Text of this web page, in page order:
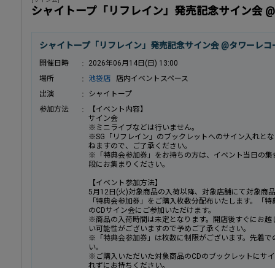
シャイトープ「リフレイン」発売記念サイン会
シャイトープ「リフレイン」発売記念サイン会 @タワーレコ
開催日時
2026年06月14日(日) 13:00
場所
池袋店
店内イベントスペース
出演
シャイトープ
参加方法
【イベント内容】
サイン会
※ミニライブなどは行いません。
※SG「リフレイン」のブックレットへのサイン入れと
ねますので、ご了承ください。
※「特典会参加券」をお持ちの方は、イベント当日の
段にお集まりください。
【イベント参加方法】
5月12日(火)対象商品の入荷以降、対象店舗にて対象商
「特典会参加券」をご購入枚数分配布いたします。「
のCDサイン会にご参加いただけます。
※商品の入荷時間は未定となります。開店後すぐにお
い可能性がございますので予めご了承ください。
※「特典会参加券」は枚数に制限がございます。先着
い。
※ご購入いただいた対象商品のCDのブックレットにサ
れずにお持ちください。